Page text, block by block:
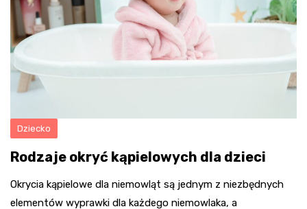
Dziecko
Rodzaje okryć kąpielowych dla dzieci
Okrycia kąpielowe dla niemowląt są jednym z niezbędnych
elementów wyprawki dla każdego niemowlaka, a